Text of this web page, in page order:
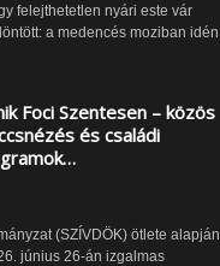
felejthetetlen nyári este vár
a medencés moziban idén
Foci Szentesen – közös
és családi
(SZÍVDÖK) ötlete alapján
június 26-án izgalmas